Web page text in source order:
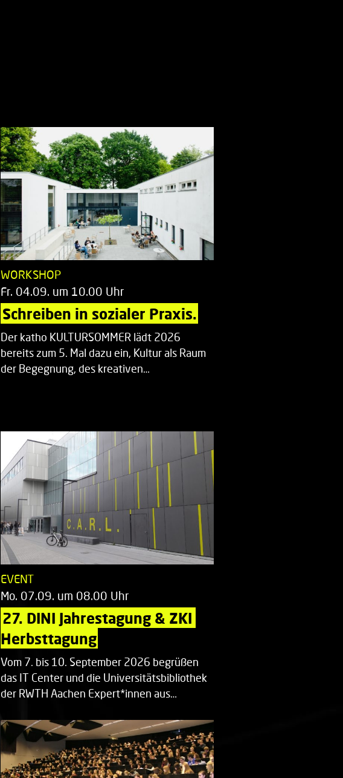
WORKSHOP
Fr. 04.09. um 10.00 Uhr
Schreiben in sozialer Praxis.
Der katho KULTURSOMMER lädt 2026
bereits zum 5. Mal dazu ein, Kultur als Raum
der Begegnung, des kreativen…
EVENT
Mo. 07.09. um 08.00 Uhr
27. DINI Jahrestagung & ZKI
Herbsttagung
Vom 7. bis 10. September 2026 begrüßen
das IT Center und die Universitätsbibliothek
der RWTH Aachen Expert*innen aus…